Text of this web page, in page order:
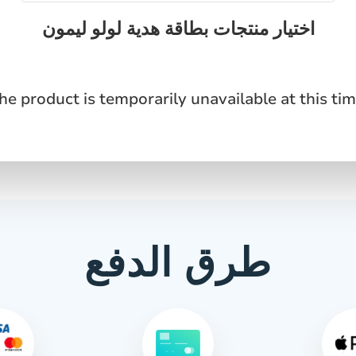
اختيار منتجات بطاقة هدية لولو ليمون
product is temporarily unavailable at this
طرق الدفع